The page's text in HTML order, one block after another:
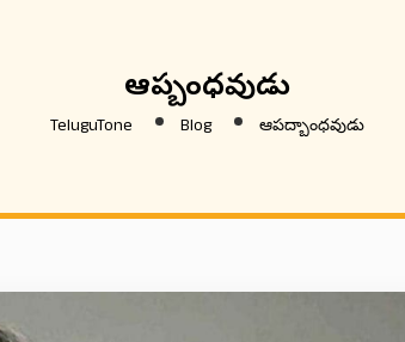
ఆపద్బాంధవుడు
TeluguTone Blog ఆపద్బాంధవుడు